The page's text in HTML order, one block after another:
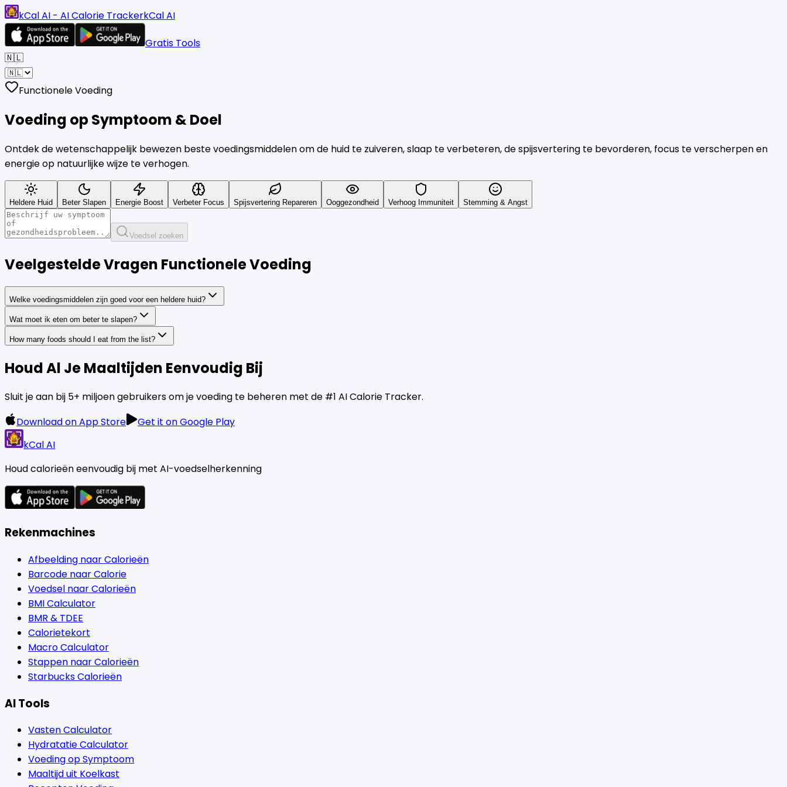
kCal AI - AI Calorie TrackerkCal AI
Gratis Tools
🇳🇱
Functionele Voeding
Voeding opSymptoom & Doel
Ontdek de wetenschappelijk bewezen beste voedingsmiddelen om de huid te zuiveren, slaap te verbeteren, de spijsvertering te bevorderen, focus te verscherpen en
energie op natuurlijke wijze te verhogen.
Heldere Huid Beter Slapen Energie Boost Verbeter Focus Spijsvertering Repareren Ooggezondheid Verhoog Immuniteit Stemming & Angst
Voedsel zoeken
Veelgestelde Vragen Functionele Voeding
Welke voedingsmiddelen zijn goed voor een heldere huid?
Wat moet ik eten om beter te slapen?
How many foods should I eat from the list?
Houd Al Je Maaltijden Eenvoudig Bij
Sluit je aan bij 5+ miljoen gebruikers om je voeding te beheren met de #1 AI Calorie Tracker.
Download on App Store
Get it on Google Play
kCal AI
Houd calorieën eenvoudig bij met AI-voedselherkenning
Rekenmachines
Afbeelding naar Calorieën
Barcode naar Calorie
Voedsel naar Calorieën
BMI Calculator
BMR & TDEE
Calorietekort
Macro Calculator
Stappen naar Calorieën
Starbucks Calorieën
AI Tools
Vasten Calculator
Hydratatie Calculator
Voeding op Symptoom
Maaltijd uit Koelkast